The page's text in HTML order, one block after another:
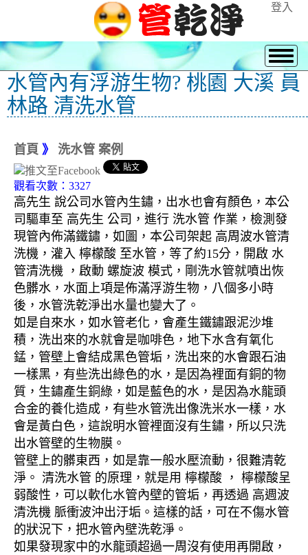
登入
水管內有浮游生物? 桃園 大溪 員
林路 清洗水管
首頁 》 洗水管 案例
觀看次數：3327
高先生 說公司水管內生鏽，出水也會有顏色，本公
司驅車至 高先生 公司，進行 洗水管 作業，檢測發
現管內佈滿鐵鏽，如圖，本公司架起 高周波水管清
洗機，灌入 檸檬酸 至水管，等了約15分，開啟 水
管清洗機 ，啟動 螺旋波 模式，剛洗水管就噴出恢
色髒水，水面上項是佈滿浮游生物，八個多小時
後，水管洗乾淨出水量也變大了。
如是自來水，如水管老化，會產生鐵鏽跟泥沙堆
積，洗出來的水就會是咖啡色，地下水含有氧化
錳，管壁上會結成黑色管垢，洗出來的水會跟石油
一樣黑，有些洗出綠色的水，是因為裡面有銅的物
質，生鏽產生銅綠，如是藍色的水，是因為水龍頭
合金的養化造成，有些水管洗出像洗米水一樣，水
會是黃白色，這說明水管裡面沒有生鏽，所以只洗
出水管壁的生物膜。
管壁上的髒東西，如是靠一般水壓流動，很難清乾
淨。 清洗水管 的原理，就是用 檸檬酸 ， 檸檬酸呈
弱酸性，可以軟化水管內壁的管垢，再透過 高週波
清洗機 脈衝波沖出汙垢。這樣的話，可在不傷水管
的狀況下，把水管內壁洗乾淨。
如果發現家中的水龍頭超過一周沒有使用再開啟，